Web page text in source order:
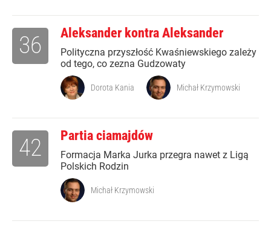
Aleksander kontra Aleksander
Polityczna przyszłość Kwaśniewskiego zależy
od tego, co zezna Gudzowaty
36
Dorota Kania Michał Krzymowski
Partia ciamajdów
Formacja Marka Jurka przegra nawet z Ligą
Polskich Rodzin
42
Michał Krzymowski